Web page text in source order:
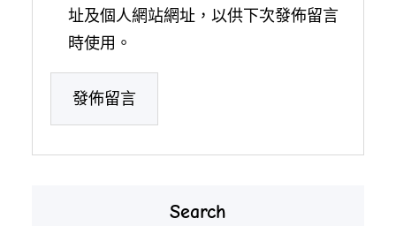
址及個人網站網址，以供下次發佈留言
時使用。
Search